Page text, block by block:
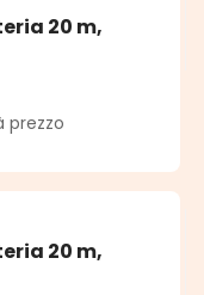
20 m,
5 von 5 Sternen
prezzo
20 m,